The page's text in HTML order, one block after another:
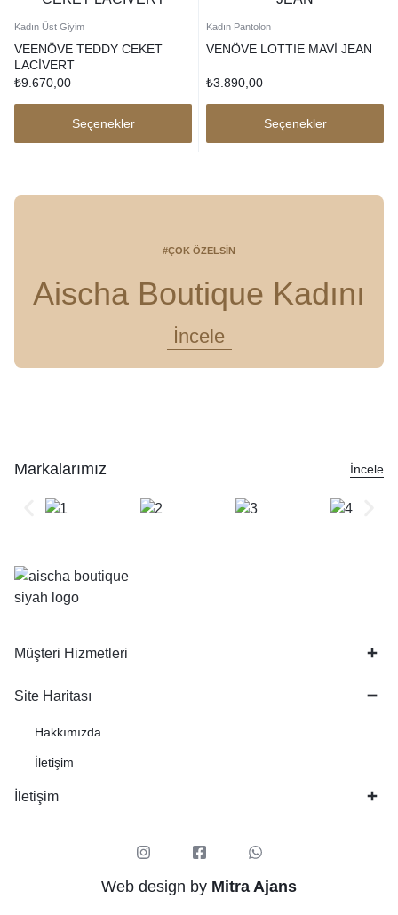
Kadın Üst Giyim
VEENÖVE TEDDY CEKET
LACİVERT
₺9.670,00
Seçenekler
Kadın Pantolon
VENÖVE LOTTIE MAVİ JEAN
₺3.890,00
Seçenekler
#ÇOK ÖZELSIN
Aischa Boutique Kadını
İncele
Markalarımız İncele
Müşteri Hizmetleri
Site Haritası
Hakkımızda
İletişim
İletişim
Web design by Mitra Ajans